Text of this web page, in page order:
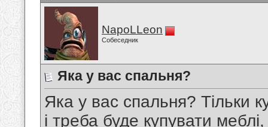
NapoLLeon
Собеседник
Яка у вас спальня?
Яка у вас спальня? Тільки
і треба буде купувати